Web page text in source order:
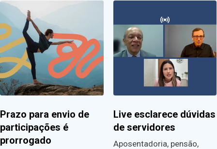
Prazo para envio de
participações é
prorrogado
Live esclarece dúvidas
de servidores
Aposentadoria, pensão,